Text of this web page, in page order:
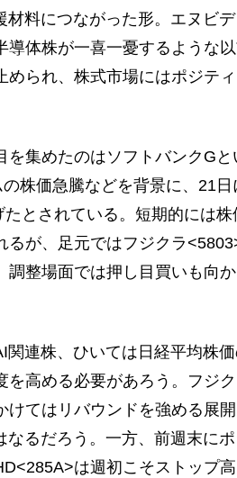
料につながった形。エヌビ
導体株が一喜一憂するような
められ、株式市場にはポジテ
集めたのはソフトバンクGと
株価急騰などを背景に、21
とされている。短期的には
るが、足元ではフジクラ
調整場面では押し目買いも向
連株、ひいては日経平均株
を高める必要があろう。フジ
けてはリバウンドを強める展
なるだろう。一方、前週末に
は週初こそストップ